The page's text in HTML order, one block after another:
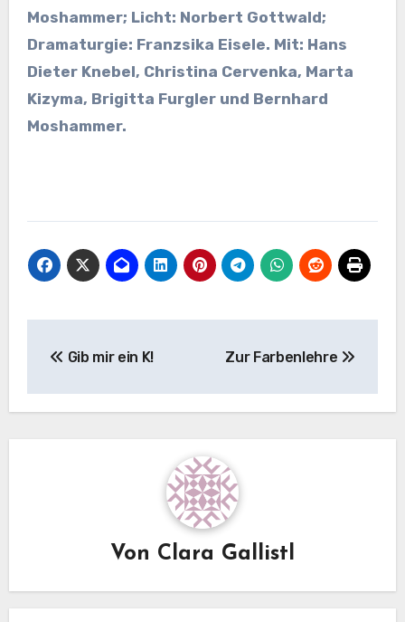
Moshammer; Licht: Norbert Gottwald;
Dramaturgie: Franzsika Eisele. Mit: Hans
Dieter Knebel, Christina Cervenka, Marta
Kizyma, Brigitta Furgler und Bernhard
Moshammer.
Gib mir ein K! Zur Farbenlehre
Von Clara Gallistl